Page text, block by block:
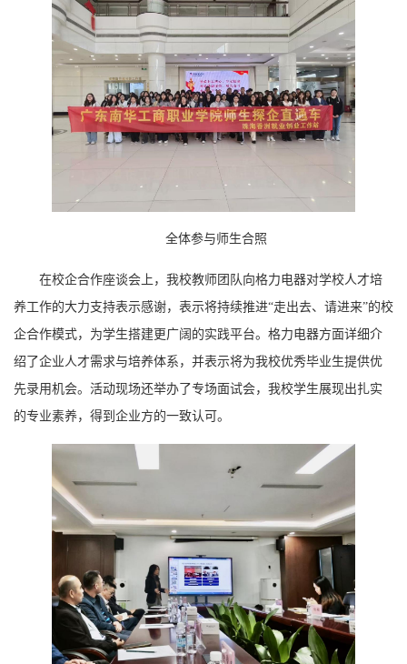
全体参与师生合照
在校企合作座谈会上，我校教师团队向格力电器对学校人才培
养工作的大力支持表示感谢，表示将持续推进“走出去、请进来”的校
企合作模式，为学生搭建更广阔的实践平台。格力电器方面详细介
绍了企业人才需求与培养体系，并表示将为我校优秀毕业生提供优
先录用机会。活动现场还举办了专场面试会，我校学生展现出扎实
的专业素养，得到企业方的一致认可。